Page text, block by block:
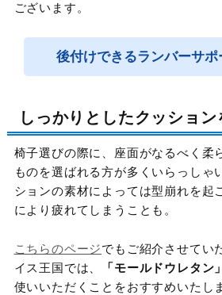
ございます。
後付けできるランバーサポ
しっかりとしたクッショ
椅子選びの際に、座面がなるべく柔
ものを選ばれる方が多くいらっしゃ
ションの素材によっては型崩れを起
により疲れてしまうことも。
こちらのページでもご紹介させてい
イス王国では、
「モールドウレタン
使いいただくことをおすすめいたし